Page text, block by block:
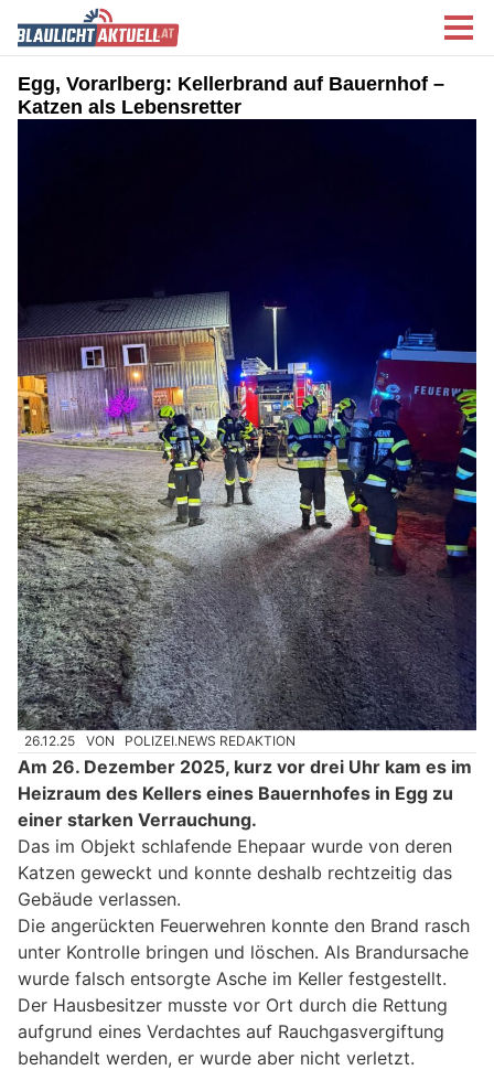
Egg, Vorarlberg: Kellerbrand auf Bauernhof –
Katzen als Lebensretter
26.12.25 VON POLIZEI.NEWS REDAKTION
Am 26. Dezember 2025, kurz vor drei Uhr kam es im
Heizraum des Kellers eines Bauernhofes in Egg zu
einer starken Verrauchung.
Das im Objekt schlafende Ehepaar wurde von deren
Katzen geweckt und konnte deshalb rechtzeitig das
Gebäude verlassen.
Die angerückten Feuerwehren konnte den Brand rasch
unter Kontrolle bringen und löschen. Als Brandursache
wurde falsch entsorgte Asche im Keller festgestellt.
Der Hausbesitzer musste vor Ort durch die Rettung
aufgrund eines Verdachtes auf Rauchgasvergiftung
behandelt werden, er wurde aber nicht verletzt.